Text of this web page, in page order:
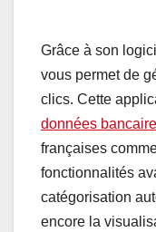
Grâce à son
vous permet de
clics. Cette
données
françaises
fonctionnalités
catégorisation
encore la